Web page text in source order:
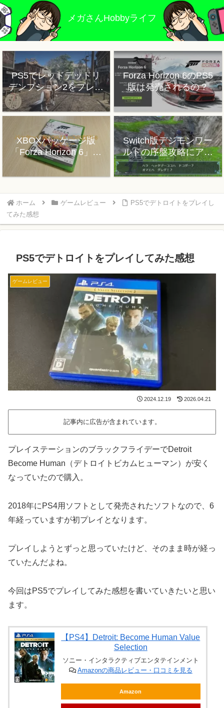
メガさんHobbyライフ
PS5でレッドデッドリ
デンプション2をプレイ
した感想
Forza Horizon 6のPS5
版は発売されるの？
XBOXパッケージ版
「Forza Horizon 6」プ
レイレビュー
Switch版デジモンワー
ルドの序盤攻略にアド
バイス
ホーム ゲームレビュー
PS5でデトロイトをプレイし
てみた感想
PS5でデトロイトをプレイしてみた感想
ゲームレビュー
2024.12.19 2026.04.21
記事内に広告が含まれています。
プレイステーションのブラックフライデーでDetroit
Become Human（デトロイトビカムヒューマン）が安く
なっていたので購入。
2018年にPS4用ソフトとして発売されたソフトなので、6
年経っていますが初プレイとなります。
プレイしようとずっと思っていたけど、そのまま時が経っ
ていたんだよね。
今回はPS5でプレイしてみた感想を書いていきたいと思い
ます。
【PS4】Detroit: Become Human Value
Selection
ソニー・インタラクティブエンタテインメント
Amazonの商品レビュー・口コミを見る
Amazon